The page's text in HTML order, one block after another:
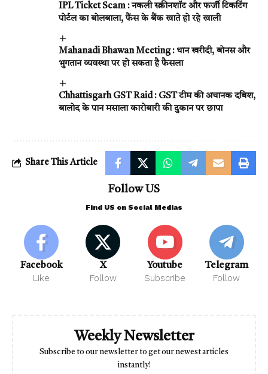
IPL Ticket Scam : नकली स्क्रीनशॉट और फर्जी टिकटिंग
पोर्टल का बोलबाला, फैंस के बैंक खाते हो रहे खाली
Mahanadi Bhawan Meeting : धान खरीदी, बोनस और
भुगतान व्यवस्था पर हो सकता है फैसला
Chhattisgarh GST Raid : GST टीम की अचानक दबिश,
बालोद के पान मसाला कारोबारी की दुकान पर छापा
Share This Article
Follow US
Find US on Social Medias
Facebook
Like
X
Follow
Youtube
Subscribe
Telegram
Follow
Weekly Newsletter
Subscribe to our newsletter to get our newest articles
instantly!